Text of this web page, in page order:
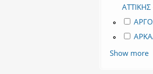
ΑΤΤΙΚΗΣ
Apply
Apply
Show more